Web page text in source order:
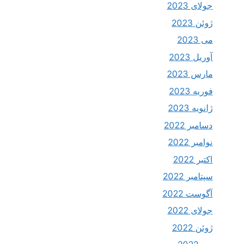
جولای 2023
ژوئن 2023
می 2023
آوریل 2023
مارس 2023
فوریه 2023
ژانویه 2023
دسامبر 2022
نوامبر 2022
اکتبر 2022
سپتامبر 2022
آگوست 2022
جولای 2022
ژوئن 2022